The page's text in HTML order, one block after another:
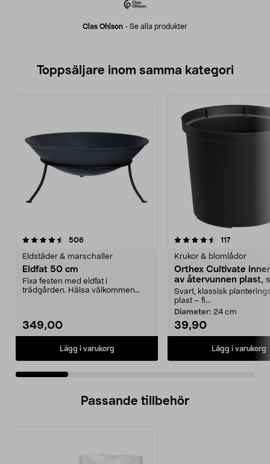
Clas Ohlson - Se alla produkter
Toppsäljare inom samma kategori
506recensioner
Eldstäder & marschaller
Eldfat 50 cm
Fixa festen med eldfat i
trädgården. Hälsa välkommen
349,00
Lägg i varukorg
4.5 av 5 stjärnor 117recensioner
Krukor & blomlådor
Orthex Cultivate
av återvunnen plast,
Svart, klassisk
plast – fi...
Diameter: 24 cm
39,90
Lägg i varukorg
4.5 av 5 stjärnor
Passande tillbehör